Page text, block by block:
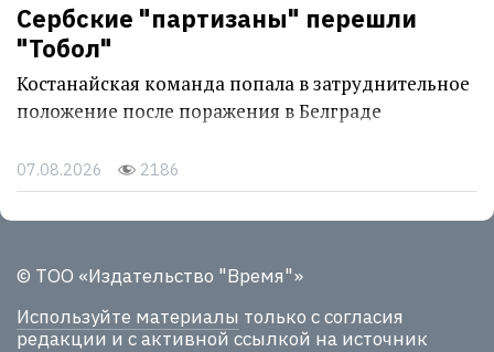
Сербские "партизаны" перешли
"Тобол"
Костанайская команда попала в затруднительное
положение после поражения в Белграде
07.08.2026 2186
© ТОО «Издательство "Время"»
Используйте материалы только с согласия
редакции и с активной ссылкой на источник